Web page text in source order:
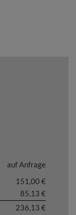
auf Anfrage
151,00 €
85,13 €
236,13 €